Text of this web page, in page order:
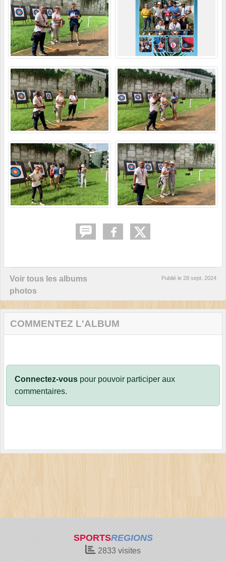
Voir tous les albums
photos
Publié le 28 sept. 2024
COMMENTEZ L'ALBUM
Connectez-vous pour pouvoir participer aux
commentaires.
SPORTSREGIONS
2833 visites